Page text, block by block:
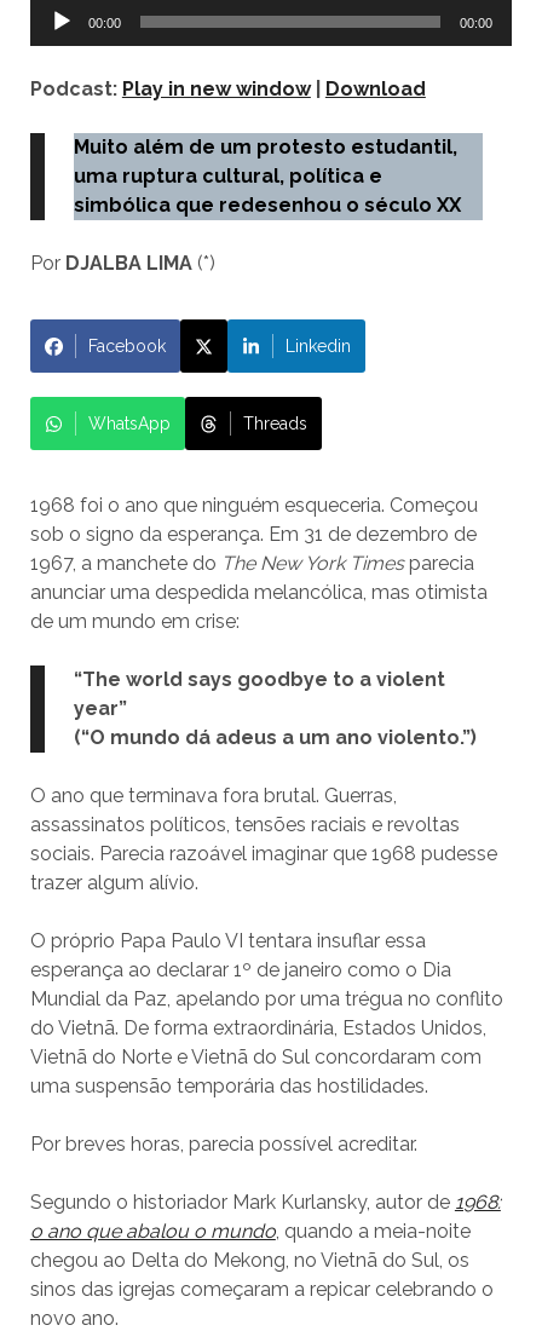
Tocador
00:00 00:00
Podcast: Play in new window| Download
Muito além de um protesto estudantil,
uma ruptura cultural, política e
simbólica que redesenhou o século XX
Por DJALBA LIMA(*)
Facebook Linkedin
WhatsApp Threads
1968 foi o ano que ninguém esqueceria. Começou
sob o signo da esperança. Em 31 de dezembro de
1967, a manchete do The New York Timesparecia
anunciar uma despedida melancólica, mas otimista
de um mundo em crise:
“The world says goodbye to a violent
year”
(“O mundo dá adeus a um ano violento.”)
O ano que terminava fora brutal. Guerras,
assassinatos políticos, tensões raciais e revoltas
sociais. Parecia razoável imaginar que 1968 pudesse
trazer algum alívio.
O próprio Papa Paulo VI tentara insuflar essa
esperança ao declarar 1º de janeiro como o Dia
Mundial da Paz, apelando por uma trégua no conflito
do Vietnã. De forma extraordinária, Estados Unidos,
Vietnã do Norte e Vietnã do Sul concordaram com
uma suspensão temporária das hostilidades.
Por breves horas, parecia possível acreditar.
Segundo o historiador Mark Kurlansky, autor de 1968:
o ano que abalou o mundo, quando a meia-noite
chegou ao Delta do Mekong, no Vietnã do Sul, os
sinos das igrejas começaram a repicar celebrando o
novo ano.